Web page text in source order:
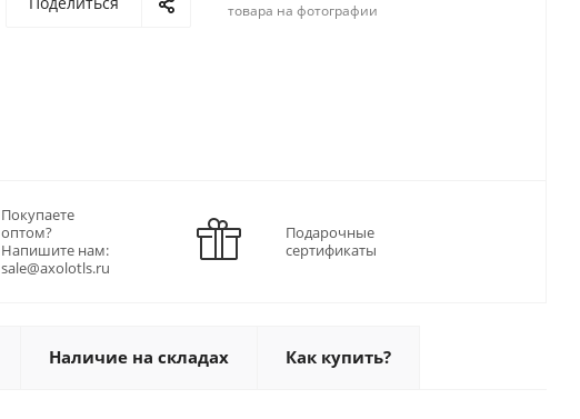
товара на фотографии
Покупаете
оптом?
Напишите нам:
sale@axolotls.ru
Подарочные
сертификаты
Наличие на складах Как купить?